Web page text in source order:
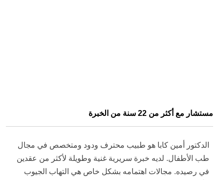
مستشار مع أكثر من 22 سنة من الخبرة
الدكتور أمين كابا هو طبيب محترف ودود ومتخصص في مجال
طب الأطفال. لديه خبرة سريرية غنية وطويلة لأكثر من عقدين
في رصيده. مجالات اهتمامه بشكل خاص هي التهاب الجيوب